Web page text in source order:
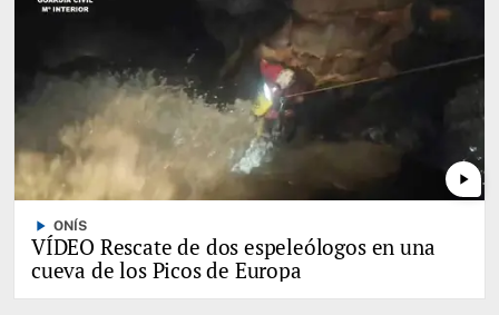
play_arrow
play_arrow ONÍS
VÍDEO Rescate de dos espeleólogos en una
cueva de los Picos de Europa